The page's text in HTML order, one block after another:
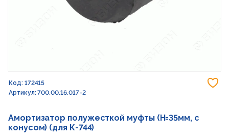
Код: 172415
Артикул: 700.00.16.017-2
Амортизатор полужесткой муфты (H=35мм, с
конусом) (для К-744)